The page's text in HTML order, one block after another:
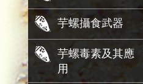
芋螺攝食武器
芋螺毒素及其應
用